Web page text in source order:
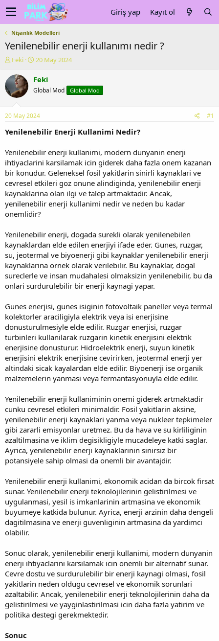
Giriş yap Kayıt ol
Nişanlık Modelleri
Yenilenebilir enerji kullanımı nedir ?
K
n
u
y
b
a
ş
t
a
n
Feki
B
ş
a
g
ı
ç
r
i
h
i
20 May 2024
Feki
Global Mod Global Mod
20 May 2024 #1
Yenilenebilir Enerji Kullanimi Nedir?
Yenilenebilir enerji kullanimi, modern dunyanin enerji
ihtiyaclarini karsilamak icin giderek daha fazla onem kazanan
bir konudur. Geleneksel fosil yakitlarin sinirli kaynaklari ve
cevresel etkileri goz onune alindiginda, yenilenebilir enerji
kaynaklarina olan ilgi ve talep artmaktadir. Ancak,
yenilenebilir enerji kullanimi nedir ve neden bu kadar
onemlidir?
Yenilenebilir enerji, dogada surekli olarak yenilenebilen
kaynaklardan elde edilen enerjiyi ifade eder. Gunes, ruzgar,
su, jeotermal ve biyoenerji gibi kaynaklar yenilenebilir enerji
kaynaklarina ornek olarak verilebilir. Bu kaynaklar, dogal
sureclerle ve insan mudahalesi olmaksizin yenilenebilir, bu da
onlari surdurulebilir bir enerji kaynagi yapar.
Gunes enerjisi, gunes isiginin fotovoltaik paneller veya termal
kolektorler araciligiyla elektrik veya isi enerjisine
donusturulmesiyle elde edilir. Ruzgar enerjisi, ruzgar
turbinleri kullanilarak ruzgarin kinetik enerjisini elektrik
enerjisine donusturur. Hidroelektrik enerji, suyun kinetik
enerjisini elektrik enerjisine cevirirken, jeotermal enerji yer
altindaki sicak kayalardan elde edilir. Biyoenerji ise organik
malzemelerin yanmasi veya fermantasyonuyla elde edilir.
Yenilenebilir enerji kullaniminin onemi giderek artmaktadir
cunku cevresel etkileri minimaldir. Fosil yakitlarin aksine,
yenilenebilir enerji kaynaklari yanma veya nukleer tepkimeler
gibi zararli emisyonlar uretmez. Bu da hava ve su kirliliginin
azaltilmasina ve iklim degisikligiyle mucadeleye katki saglar.
Ayrica, yenilenebilir enerji kaynaklarinin sinirsiz bir
potansiyele sahip olmasi da onemli bir avantajdir.
Yenilenebilir enerji kullanimi, ekonomik acidan da bircok firsat
sunar. Yenilenebilir enerji teknolojilerinin gelistirilmesi ve
uygulanmasi, yesil is imkanlarinin artmasina ve ekonomik
buyumeye katkida bulunur. Ayrica, enerji arzinin daha dengeli
dagitilmasina ve enerji guvenliginin artmasina da yardimci
olabilir.
Sonuc olarak, yenilenebilir enerji kullanimi, modern dunyanin
enerji ihtiyaclarini karsilamak icin onemli bir alternatif sunar.
Cevre dostu ve surdurulebilir bir enerji kaynagi olmasi, fosil
yakitlarin neden oldugu cevresel ve ekonomik sorunlari
azaltabilir. Ancak, yenilenebilir enerji teknolojilerinin daha da
gelistirilmesi ve yayginlastirilmasi icin daha fazla yatirim ve
politika destegi gerekmektedir.
Sonuc